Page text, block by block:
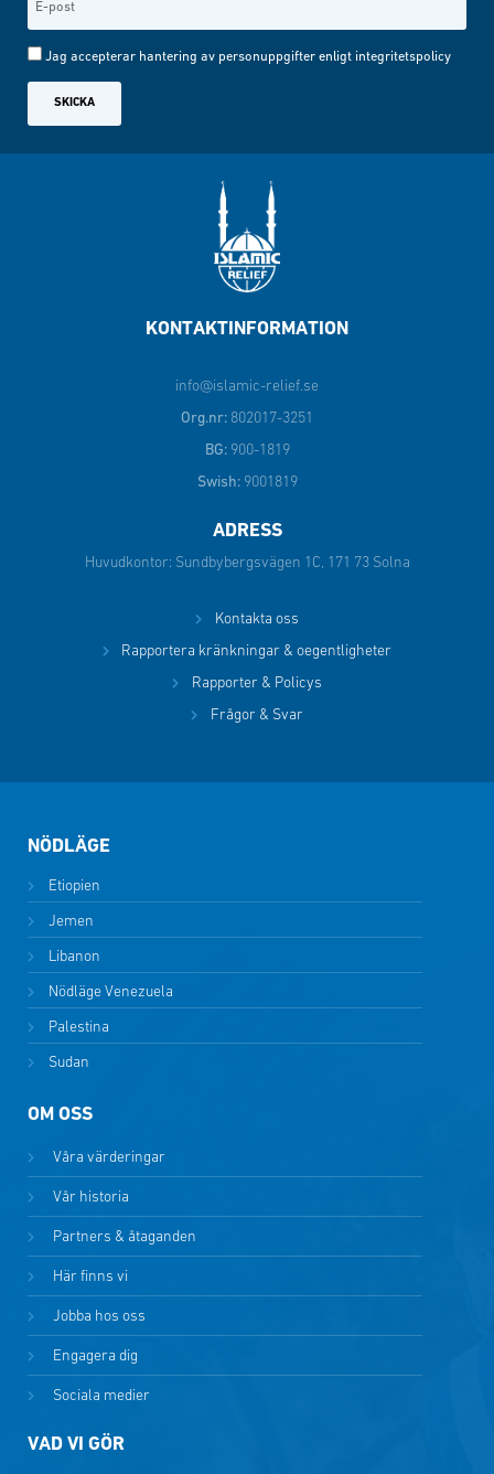
Jag accepterar hantering av personuppgifter enligt integritetspolicy
SKICKA
KONTAKTINFORMATION
info@islamic-relief.se
Org.nr: 802017-3251
BG:900-1819
Swish:9001819
ADRESS
Huvudkontor: Sundbybergsvägen 1C, 171 73 Solna
Kontakta oss
Rapportera kränkningar & oegentligheter
Rapporter & Policys
Frågor & Svar
NÖDLÄGE
Etiopien
Jemen
Libanon
Nödläge Venezuela
Palestina
Sudan
OM OSS
Våra värderingar
Vår historia
Partners & åtaganden
Här finns vi
Jobba hos oss
Engagera dig
Sociala medier
VAD VI GÖR